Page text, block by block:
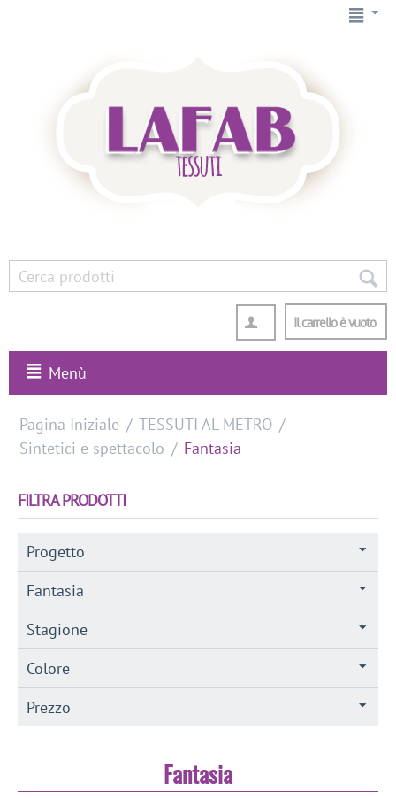
Il carrello è vuoto
Menù
Pagina Iniziale / TESSUTI AL METRO /
Sintetici e spettacolo / Fantasia
FILTRA PRODOTTI
Progetto
Fantasia
Stagione
Colore
Prezzo
Fantasia